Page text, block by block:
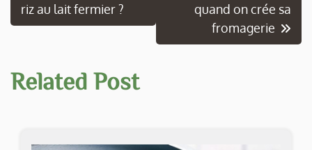
de
riz au lait fermier ?
quand on crée sa
fromagerie
Related Post